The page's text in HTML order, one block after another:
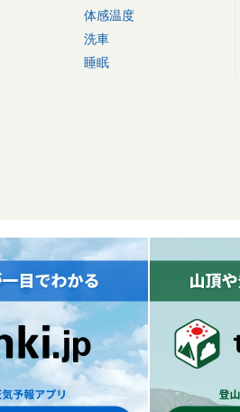
体感温度
洗車
睡眠